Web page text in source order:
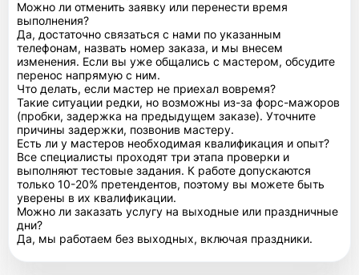
Можно ли отменить заявку или перенести время
выполнения?
Да, достаточно связаться с нами по указанным
телефонам, назвать номер заказа, и мы внесем
изменения. Если вы уже общались с мастером, обсудите
перенос напрямую с ним.
Что делать, если мастер не приехал вовремя?
Такие ситуации редки, но возможны из-за форс-мажоров
(пробки, задержка на предыдущем заказе). Уточните
причины задержки, позвонив мастеру.
Есть ли у мастеров необходимая квалификация и опыт?
Все специалисты проходят три этапа проверки и
выполняют тестовые задания. К работе допускаются
только 10-20% претендентов, поэтому вы можете быть
уверены в их квалификации.
Можно ли заказать услугу на выходные или праздничные
дни?
Да, мы работаем без выходных, включая праздники.